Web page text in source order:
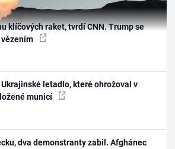
klíčových raket, tvrdí CNN. Trump se
letadlo, které ohrožoval v
municí
dva demonstranty zabil. Afghánec